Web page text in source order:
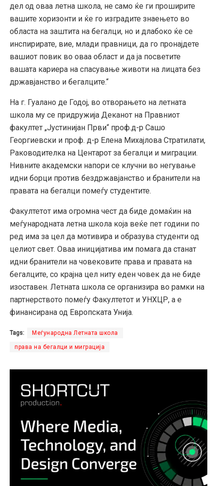
дел од оваа летна школа, не само ќе ги проширите
вашите хоризонти и ќе го изградите знаењето во
областа на заштита на бегалци, но и длабоко ќе се
инспирирате, вие, млади правници, да го пронајдете
вашиот повик во оваа област и да ја посветите
вашата кариера на спасување животи на лицата без
државјанство и бегалците.“
На г. Гуалано де Годој, во отворањето на летната
школа му се придружија Деканот на Правниот
факултет „Јустинијан Први“ проф.д-р Сашо
Георгиевски и проф. д-р Елена Михајлова Стратилати,
Раководителка на Центарот за бегалци и миграции.
Нивните академски напори се клучни во негување
идни борци против бездржавјанство и бранители на
правата на бегалци помеѓу студентите.
Факултетот има огромна чест да биде домаќин на
меѓународната летна школа која веќе пет години по
ред има за цел да мотивира и образува студенти од
целиот свет. Оваа иницијатива им помага да станат
идни бранители на човековите права и правата на
бегалците, со крајна цел ниту еден човек да не биде
изоставен. Летната школа се организира во рамки на
партнерството помеѓу Факултетот и УНХЦР, а е
финансирана од Европската Унија.
Tags: Меѓународна Летната школа
права на бегалци и миграција